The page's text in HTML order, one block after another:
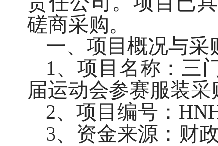
磋商采购。
一、项目概况与采
1、项目名称：三
届运动会参赛服装采
2、项目编号：
3、资金来源：财